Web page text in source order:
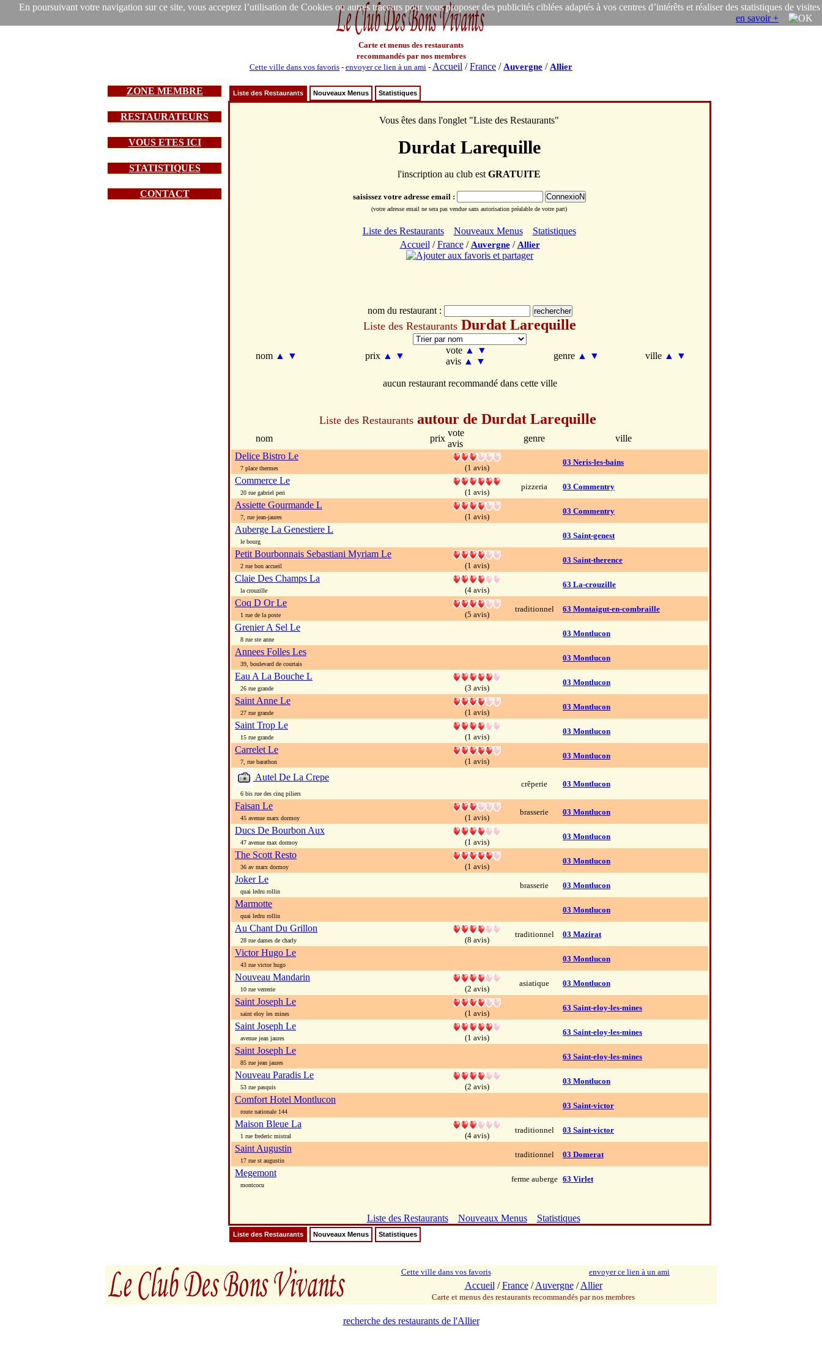
En poursuivant votre navigation sur ce site, vous acceptez l’utilisation de Cookies ou autres traceurs pour vous proposer des publicités ciblées adaptés à vos centres d’intérêts et réaliser des statistiques de visites
en savoir +
Carte et menus des restaurants
recommandés par nos membres
Cette ville dans vos favoris - envoyer ce lien à un ami - Accueil /France / Auvergne / Allier
ZONE MEMBRE
RESTAURATEURS
VOUS ETES ICI
STATISTIQUES
CONTACT
Liste des Restaurants Nouveaux Menus Statistiques
Vous êtes dans l'onglet "Liste des Restaurants"
Durdat Larequille
l'inscription au club est GRATUITE
saisissez votre adresse email :
(votre adresse email ne sera pas vendue sans autorisation préalable de votre part)
Liste des Restaurants Nouveaux Menus
Statistiques
Accueil /France/ Auvergne/ Allier
nom du restaurant :
Liste des Restaurants Durdat Larequille
nom ▲ ▼ prix ▲ ▼
vote ▲
▼
avis ▲ ▼
genre ▲ ▼ ville ▲ ▼
aucun restaurant recommandé dans cette ville
Liste des Restaurants autour de Durdat Larequille
nom prix
vote
avis
genre
ville
Delice Bistro Le
7 place thermes (1 avis)
03 Neris-les-bains
Commerce Le
20 rue gabriel peri (1 avis)
pizzeria 03 Commentry
Assiette Gourmande L
7, rue jean-jaures (1 avis)
03 Commentry
Auberge La Genestiere L
le bourg
03 Saint-genest
Petit Bourbonnais Sebastiani Myriam Le
2 rue bon accueil (1 avis)
03 Saint-therence
Claie Des Champs La
la crouzille (4 avis)
63 La-crouzille
Coq D Or Le
1 rue de la poste (5 avis)
traditionnel 63 Montaigut-en-combraille
Grenier A Sel Le
8 rue ste anne
03 Montlucon
Annees Folles Les
39, boulevard de courtais
03 Montlucon
Eau A La Bouche L
26 rue grande (3 avis)
03 Montlucon
Saint Anne Le
27 rue grande (1 avis)
03 Montlucon
Saint Trop Le
15 rue grande (1 avis)
03 Montlucon
Carrelet Le
7, rue barathon (1 avis)
03 Montlucon
Autel De La Crepe
6 bis rue des cinq piliers
crêperie 03 Montlucon
Faisan Le
45 avenue marx dormoy (1 avis)
brasserie 03 Montlucon
Ducs De Bourbon Aux
47 avenue max dormoy (1 avis)
03 Montlucon
The Scott Resto
36 av marx dormoy (1 avis)
03 Montlucon
Joker Le
quai ledru rollin
brasserie 03 Montlucon
Marmotte
quai ledru rollin
03 Montlucon
Au Chant Du Grillon
28 rue dames de charly (8 avis)
traditionnel 03 Mazirat
Victor Hugo Le
43 rue victor hugo
03 Montlucon
Nouveau Mandarin
10 rue verrerie (2 avis)
asiatique 03 Montlucon
Saint Joseph Le
saint eloy les mines (1 avis)
63 Saint-eloy-les-mines
Saint Joseph Le
avenue jean jaures (1 avis)
63 Saint-eloy-les-mines
Saint Joseph Le
85 rue jean jaures
63 Saint-eloy-les-mines
Nouveau Paradis Le
53 rue pasquis (2 avis)
03 Montlucon
Comfort Hotel Montlucon
route nationale 144
03 Saint-victor
Maison Bleue La
1 rue frederic mistral (4 avis)
traditionnel 03 Saint-victor
Saint Augustin
17 rue st augustin
traditionnel 03 Domerat
Megemont
montcocu
ferme auberge 63 Virlet
Liste des Restaurants Nouveaux Menus Statistiques
Liste des Restaurants Nouveaux Menus Statistiques
Cette ville dans vos favoris envoyer ce lien à un ami
Accueil /France/Auvergne/Allier
Carte et menus des restaurants recommandés par nos membres
recherche des restaurants de l'Allier